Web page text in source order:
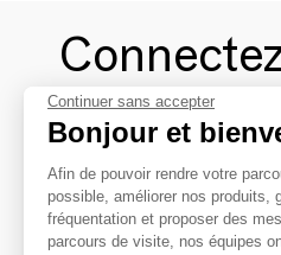
contacter
Afin de profiter au mieux
avec vos marques
Continuer sans accepter
Bonjour et
Afin de pouvoir rendre votre
possible, améliorer nos produits,
fréquentation et proposer des
parcours de visite, nos équipes